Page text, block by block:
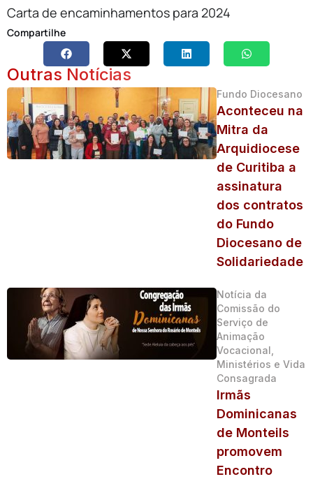
Carta de encaminhamentos para 2024
Compartilhe
Outras Notícias
Fundo Diocesano
Aconteceu na
Mitra da
Arquidiocese
de Curitiba a
assinatura
dos contratos
do Fundo
Diocesano de
Solidariedade
Notícia da
Comissão do
Serviço de
Animação
Vocacional,
Ministérios e Vida
Consagrada
Irmãs
Dominicanas
de Monteils
promovem
Encontro